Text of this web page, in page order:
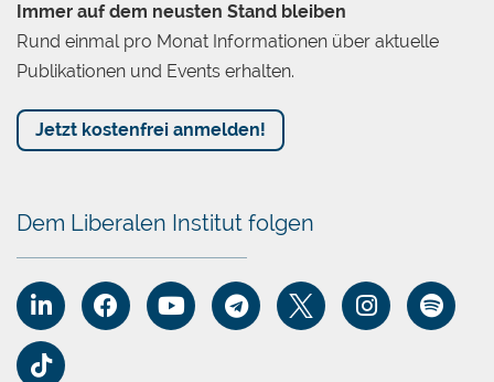
Immer auf dem neusten Stand bleiben
Rund einmal pro Monat Informationen über aktuelle
Publikationen und Events erhalten.
Jetzt kostenfrei anmelden!
Dem Liberalen Institut folgen